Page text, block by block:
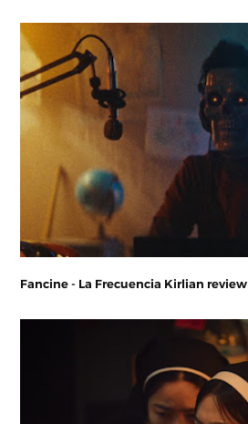
Fancine - La Frecuencia Kirlian review